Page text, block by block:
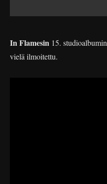
In Flamesin 15.
vielä ilmoitettu.